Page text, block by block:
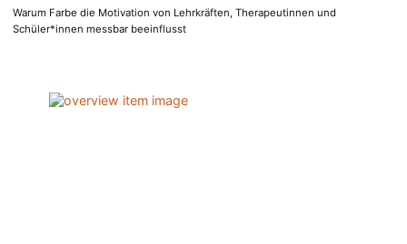
Warum Farbe die Motivation von Lehrkräften, Therapeutinnen und
Schüler*innen messbar beeinflusst